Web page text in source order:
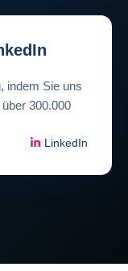
indem Sie uns
300.000
LinkedIn